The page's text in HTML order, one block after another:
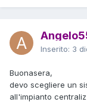
Inserito: 3
Buonasera,
devo scegliere un
all'impianto